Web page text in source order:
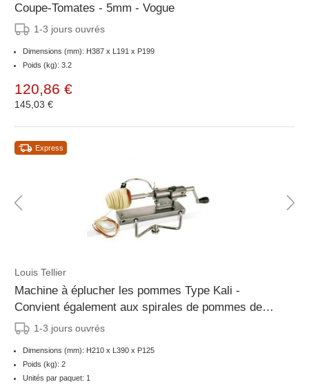
Coupe-Tomates - 5mm - Vogue
1-3 jours ouvrés
Dimensions (mm): H387 x L191 x P199
Poids (kg): 3.2
120,86 €
145,03 €
Express
Louis Tellier
Machine à éplucher les pommes Type Kali -
Convient également aux spirales de pommes de
terre1-3 jours ouvrés
Dimensions (mm): H210 x L390 x P125
Poids (kg): 2
Unités par paquet: 1